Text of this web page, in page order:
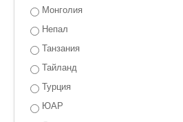
Монголия
Непал
Танзания
Тайланд
Турция
ЮАР